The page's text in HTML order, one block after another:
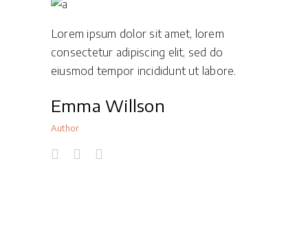
Lorem ipsum dolor sit amet, lorem
consectetur adipiscing elit, sed do
eiusmod tempor incididunt ut labore.
Emma Willson
Author